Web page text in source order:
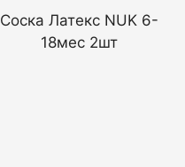
Соска Латекс NUK 6-
18мес 2шт